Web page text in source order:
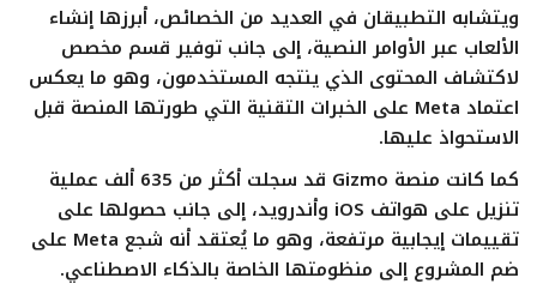
ويتشابه التطبيقان في العديد من الخصائص، أبرزها إنشاء
الألعاب عبر الأوامر النصية، إلى جانب توفير قسم مخصص
لاكتشاف المحتوى الذي ينتجه المستخدمون، وهو ما يعكس
اعتماد Meta على الخبرات التقنية التي طورتها المنصة قبل
الاستحواذ عليها.
كما كانت منصة Gizmo
قد سجلت أكثر من 635 ألف عملية
تنزيل على هواتف iOS وأندرويد، إلى جانب حصولها على
تقييمات إيجابية مرتفعة، وهو ما يُعتقد أنه شجع Meta على
ضم المشروع إلى منظومتها الخاصة بالذكاء الاصطناعي.